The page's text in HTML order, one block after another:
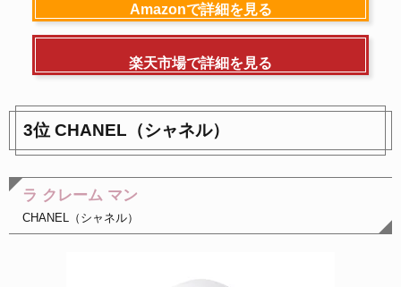
Amazonで詳細を見る
楽天市場で詳細を見る
3位 CHANEL（シャネル）
ラ クレーム マン
CHANEL（シャネル）